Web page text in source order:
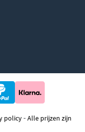
policy-Alle prijzen zijn